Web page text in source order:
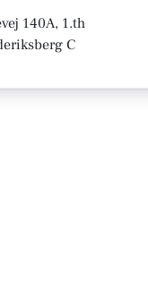
140A, 1.th
C